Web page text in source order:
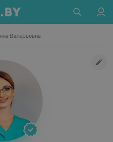
Валерьевна